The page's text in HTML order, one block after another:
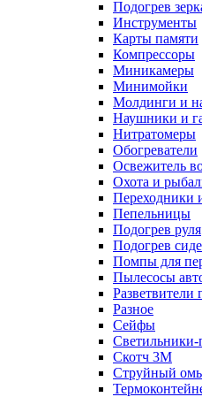
Подогрев
Инструменты
Карты памяти
Компрессоры
Миникамеры
Минимойки
Молдинги и
Наушники и
Нитратомеры
Обогреватели
Освежитель
Охота и
Переходники
Пепельницы
Подогрев руля
Подогрев
Помпы для
Пылесосы
Разветвители
Разное
Сейфы
Светильники-
Скотч 3М
Струйный